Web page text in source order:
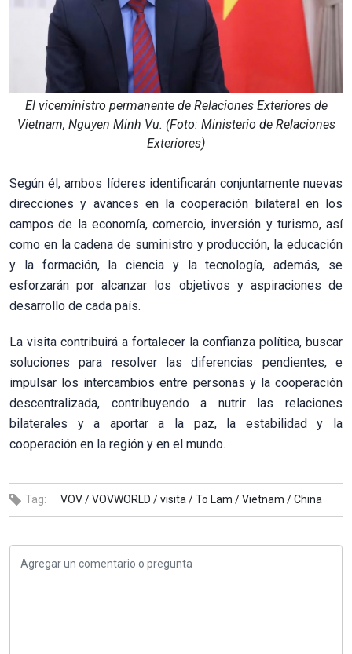
El viceministro permanente de Relaciones Exteriores de
Vietnam, Nguyen Minh Vu. (Foto: Ministerio de Relaciones
Exteriores)
Según él, ambos líderes identificarán conjuntamente nuevas
direcciones y avances en la cooperación bilateral en los
campos de la economía, comercio, inversión y turismo, así
como en la cadena de suministro y producción, la educación
y la formación, la ciencia y la tecnología, además, se
esforzarán por alcanzar los objetivos y aspiraciones de
desarrollo de cada país.
La visita contribuirá a fortalecer la confianza política, buscar
soluciones para resolver las diferencias pendientes, e
impulsar los intercambios entre personas y la cooperación
descentralizada, contribuyendo a nutrir las relaciones
bilaterales y a aportar a la paz, la estabilidad y la
cooperación en la región y en el mundo.
Tag: VOV /VOVWORLD /visita /To Lam /Vietnam /China